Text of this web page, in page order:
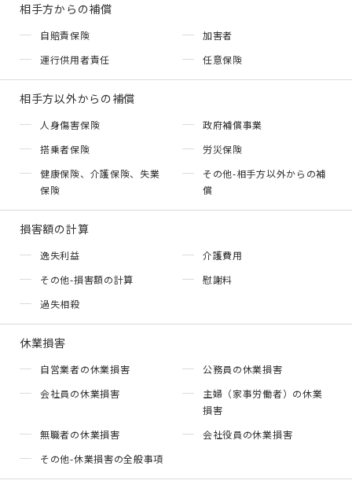
相手方からの補償
自賠責保険
加害者
運行供用者責任
任意保険
相手方以外からの補償
人身傷害保険
政府補償事業
搭乗者保険
労災保険
健康保険、介護保険、失業
保険
その他-相手方以外からの補
償
損害額の計算
逸失利益
介護費用
その他-損害額の計算
慰謝料
過失相殺
休業損害
自営業者の休業損害
公務員の休業損害
会社員の休業損害
主婦（家事労働者）の休業
損害
無職者の休業損害
会社役員の休業損害
その他-休業損害の全般事項